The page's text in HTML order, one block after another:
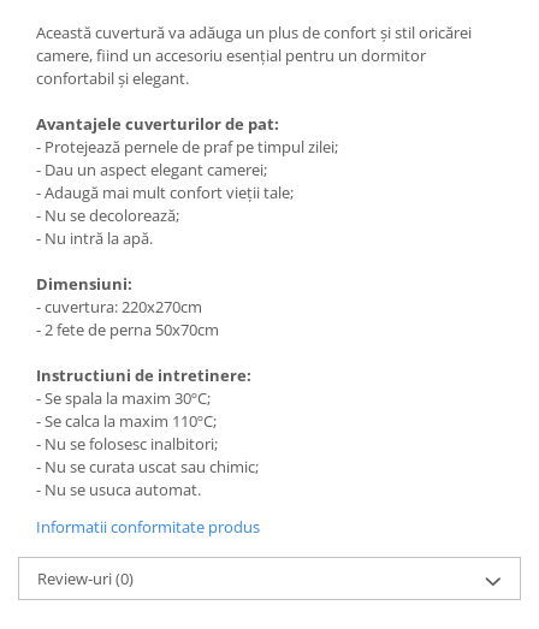
Această cuvertură va adăuga un plus de confort și stil oricărei
camere, fiind un accesoriu esențial pentru un dormitor
confortabil și elegant.
Avantajele cuverturilor de pat:
- Protejează pernele de praf pe timpul zilei;
- Dau un aspect elegant camerei;
- Adaugă mai mult confort vieții tale;
- Nu se decolorează;
- Nu intră la apă.
Dimensiuni:
- cuvertura: 220x270cm
- 2 fete de perna 50x70cm
Instructiuni de intretinere:
- Se spala la maxim 30ºC;
- Se calca la maxim 110ºC;
- Nu se folosesc inalbitori;
- Nu se curata uscat sau chimic;
- Nu se usuca automat.
Informatii conformitate produs
Review-uri(0)